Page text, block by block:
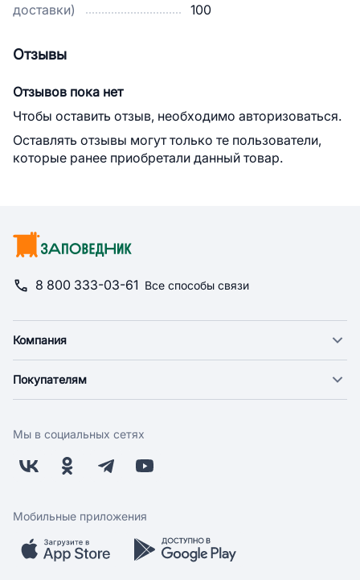
доставки)
100
Отзывы
Отзывов пока нет
Чтобы оставить отзыв, необходимо авторизоваться.
Оставлять отзывы могут только те пользователи,
которые ранее приобретали данный товар.
8 800 333-03-61 Все способы связи
Компания
Новости
Поставщикам
Заводчикам
Обратная связь
Покупателям
Оплата
Бонусная программа
Скидки и акции
Мобильное приложение
Мы в социальных сетях
Мобильные приложения